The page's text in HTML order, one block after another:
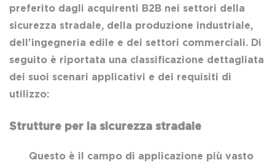
preferito dagli acquirenti B2B nei settori della
sicurezza stradale, della produzione industriale,
dell'ingegneria edile e dei settori commerciali. Di
seguito è riportata una classificazione dettagliata
dei suoi scenari applicativi e dei requisiti di
utilizzo:
Strutture per la sicurezza stradale
Questo è il campo di applicazione più vasto